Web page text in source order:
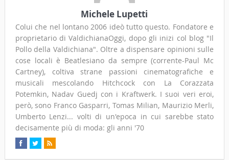
Michele Lupetti
Colui che nel lontano 2006 ideò tutto questo. Fondatore e
proprietario di ValdichianaOggi, dopo gli inizi col blog "Il
Pollo della Valdichiana". Oltre a dispensare opinioni sulle
cose locali è Beatlesiano da sempre (corrente-Paul Mc
Cartney), coltiva strane passioni cinematografiche e
musicali mescolando Hitchcock con La Corazzata
Potemkin, Nadav Guedj con i Kraftwerk. I suoi veri eroi,
però, sono Franco Gasparri, Tomas Milian, Maurizio Merli,
Umberto Lenzi... volti di un'epoca in cui sarebbe stato
decisamente più di moda: gli anni '70